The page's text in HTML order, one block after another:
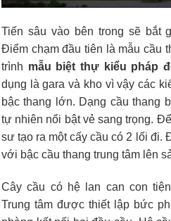
Tiến sâu vào bên trong sẽ bắt
Điểm chạm đầu tiên là mẫu cầu
trình mẫu biệt thự kiểu pháp
dụng là gara và kho vì vậy các
bậc thang lớn. Dạng cầu thang
tự nhiên nổi bật vẻ sang trọng.
sư tạo ra một cấy cầu có 2 lối đi.
với bậc cầu thang trung tâm lên
Cây cầu có hệ lan can con
Trung tâm được thiết lập bức